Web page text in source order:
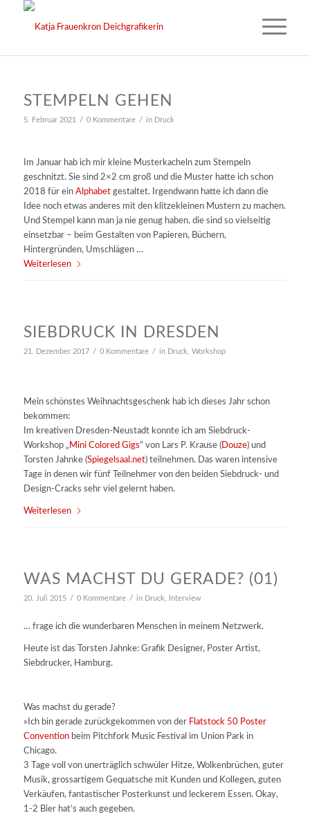
STEMPELN GEHEN
5. Februar 2021 / 0 Kommentare / in Druck
Im Januar hab ich mir kleine Musterkacheln zum Stempeln
geschnitzt. Sie sind 2×2 cm groß und die Muster hatte ich schon
2018 für ein Alphabetgestaltet. Irgendwann hatte ich dann die
Idee noch etwas anderes mit den klitzekleinen Mustern zu machen.
Und Stempel kann man ja nie genug haben, die sind so vielseitig
einsetzbar – beim Gestalten von Papieren, Büchern,
Hintergründen, Umschlägen …
Weiterlesen
SIEBDRUCK IN DRESDEN
21. Dezember 2017 / 0 Kommentare / in Druck , Workshop
Mein schönstes Weihnachtsgeschenk hab ich dieses Jahr schon
bekommen:
Im kreativen Dresden-Neustadt konnte ich am Siebdruck-
Workshop „ Mini Colored Gigs“ von Lars P. Krause (Douze) und
Torsten Jahnke (Spiegelsaal.net) teilnehmen. Das waren intensive
Tage in denen wir fünf Teilnehmer von den beiden Siebdruck- und
Design-Cracks sehr viel gelernt haben.
Weiterlesen
WAS MACHST DU GERADE? (01)
20. Juli 2015 / 0 Kommentare / in Druck , Interview
… frage ich die wunderbaren Menschen in meinem Netzwerk.
Heute ist das Torsten Jahnke: Grafik Designer, Poster Artist,
Siebdrucker, Hamburg.
Was machst du gerade?
»Ich bin gerade zurückgekommen von der Flatstock 50 Poster
Conventionbeim Pitchfork Music Festival im Union Park in
Chicago.
3 Tage voll von unerträglich schwüler Hitze, Wolkenbrüchen, guter
Musik, grossartigem Gequatsche mit Kunden und Kollegen, guten
Verkäufen, fantastischer Posterkunst und leckerem Essen. Okay,
1-2 Bier hat’s auch gegeben.